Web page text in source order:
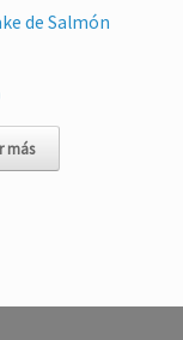
de Salmón
más